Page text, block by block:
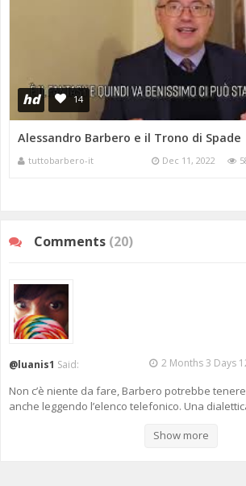
hd 14
Alessandro Barbero e il
tuttobarbero-it Dec 11, 2022
Comments (20)
@luanis1 Said: 2 Months 3 Days
Non c’è niente da fare, Barbero potrebbe
anche leggendo l’elenco telefonico. Una
Show more